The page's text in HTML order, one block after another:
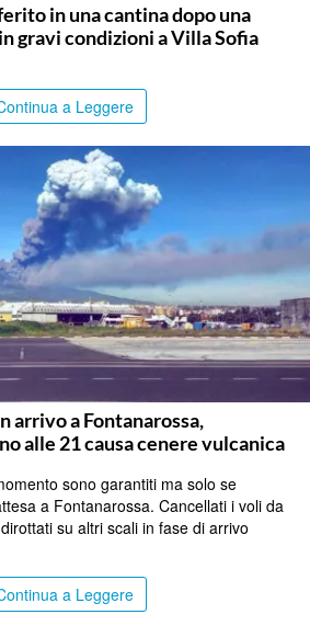
in una cantina dopo una
gravi condizioni a Villa Sofia
a Leggere
arrivo a Fontanarossa,
alle 21 causa cenere vulcanica
sono garantiti ma solo se
a Fontanarossa. Cancellati i voli da
su altri scali in fase di arrivo
a Leggere